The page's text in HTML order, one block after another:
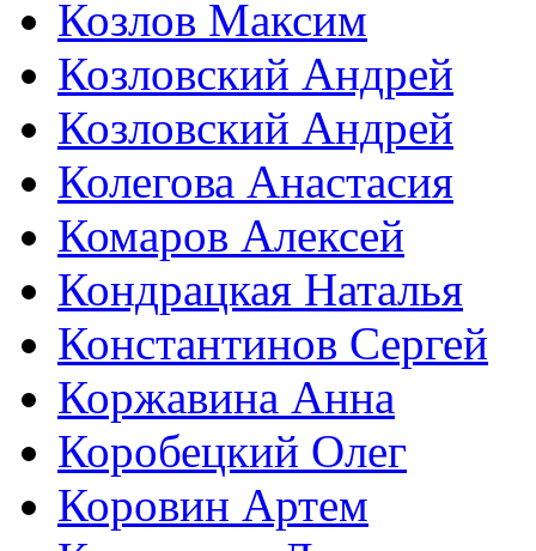
Козлов Максим
Козловский Андрей
Козловский Андрей
Колегова Анастасия
Комаров Алексей
Кондрацкая Наталья
Константинов Сергей
Коржавина Анна
Коробецкий Олег
Коровин Артем